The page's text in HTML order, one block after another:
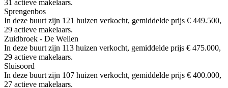
31 actieve makelaars.
Sprengenbos
In deze buurt zijn 121 huizen verkocht, gemiddelde prijs € 449.500,
29 actieve makelaars.
Zuidbroek - De Wellen
In deze buurt zijn 113 huizen verkocht, gemiddelde prijs € 475.000,
29 actieve makelaars.
Sluisoord
In deze buurt zijn 107 huizen verkocht, gemiddelde prijs € 400.000,
27 actieve makelaars.